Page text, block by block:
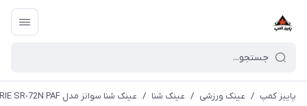
پاییز کمپ / عینک ورزشی / عینک شنا / عینک شنا سوانز مدل SWANS GOGGLE VALKYRIE SR-72N PAF